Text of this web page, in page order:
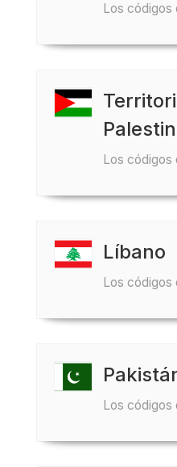
Los códigos
Los códigos
Líbano
Los códigos
Los códigos